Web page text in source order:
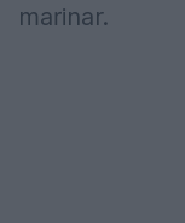
marinar.